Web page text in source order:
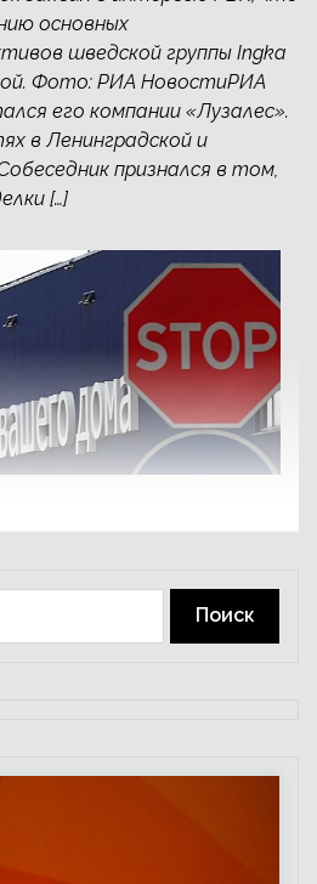
основных
шведской группы Ingka
Фото: РИА НовостиРИА
его компании «Лузалес».
в Ленинградской и
признался в том,
[…]